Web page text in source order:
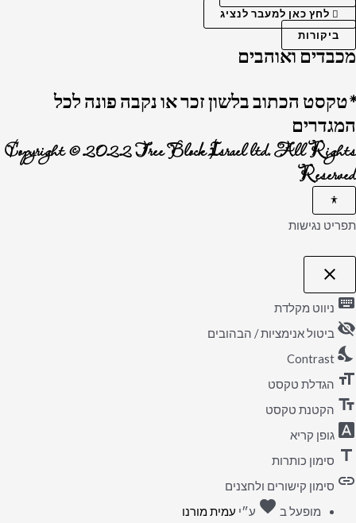
לחץ כאן למעבר לנציג
ביקורות
מכבדים ואוהבים
*טקסט הכתוב בלשון זכר או נקבה פונה לכל
המגדרים
Copyright © 2022 Tree Block Israel ltd. All Rights
Reserved
תפריט נגישות
close
פתיחה
של
הנגישות
keyboard ניווט מקלדת
visibility_off ביטול אנימציות / הבהובים
nights_stay
Contrast
format_size הגדלת טקסט
text_fields הקטנת טקסט
font_download גופן קריא
title סימון כותרות
link סימון קישורים ולחצנים
מופעל ב favorite אהבה
ע״י עמית מורנו